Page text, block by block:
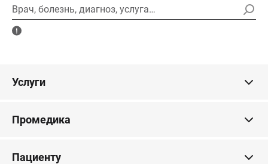
Врач, болезнь, диагноз, услуга…
Услуги
Промедика
Пациенту